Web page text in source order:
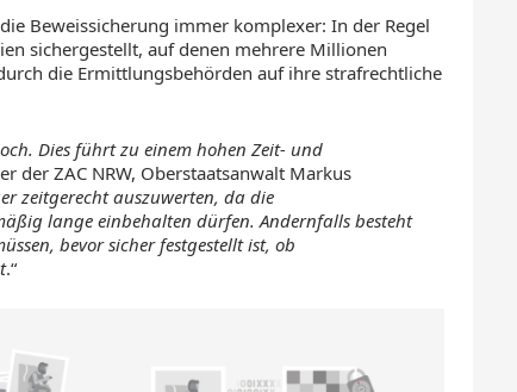
Beweissicherung immer komplexer: In der Regel
sichergestellt, auf denen mehrere Millionen
die Ermittlungsbehörden auf ihre strafrechtliche
Dies führt zu einem hohen Zeit- und
der ZAC NRW, Oberstaatsanwalt Markus
zeitgerecht auszuwerten, da die
lange einbehalten dürfen. Andernfalls besteht
bevor sicher festgestellt ist, ob
.“